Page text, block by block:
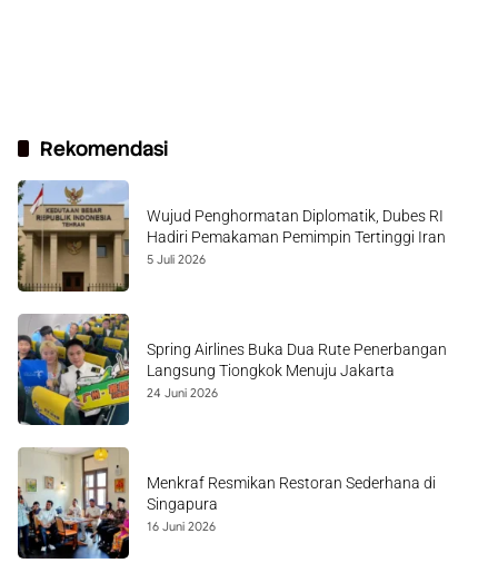
Rekomendasi
Wujud Penghormatan Diplomatik, Dubes RI
Hadiri Pemakaman Pemimpin Tertinggi Iran
5 Juli 2026
Spring Airlines Buka Dua Rute Penerbangan
Langsung Tiongkok Menuju Jakarta
24 Juni 2026
Menkraf Resmikan Restoran Sederhana di
Singapura
16 Juni 2026